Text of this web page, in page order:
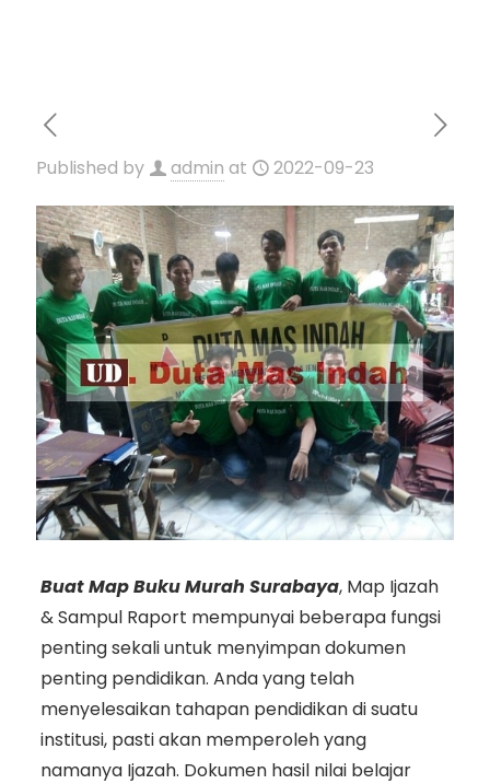
Published by admin at 2022-09-23
Buat Map Buku Murah Surabaya, Map Ijazah
& Sampul Raport mempunyai beberapa fungsi
penting sekali untuk menyimpan dokumen
penting pendidikan. Anda yang telah
menyelesaikan tahapan pendidikan di suatu
institusi, pasti akan memperoleh yang
namanya Ijazah. Dokumen hasil nilai belajar